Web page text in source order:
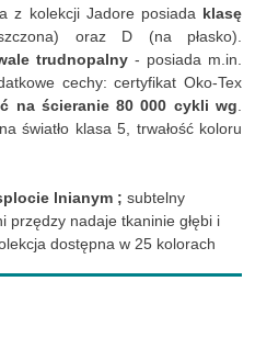
z kolekcji Jadore posiada klasę
oraz D (na płasko).
trudnopalny- posiada m.in.
cechy: certyfikat Oko-Tex
na ścieranie 80 000 cykli wg
światło klasa 5, trwałość koloru
lnianym ; subtelny
przędzy nadaje tkaninie głębi i
dostępna w 25 kolorach